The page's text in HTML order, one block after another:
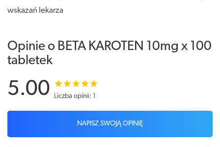
wskazań lekarza
Opinie o BETA KAROTEN 10mg x 100
tabletek
5.00 Liczba opinii: 1
NAPISZ SWOJĄ OPINIĘ